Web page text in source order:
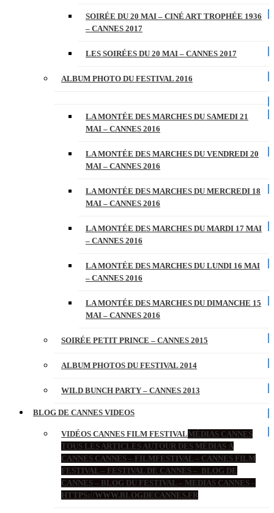
SOIRÉE DU 20 MAI – CINÉ ART TROPHÉE 1936
– CANNES 2017
LES SOIRÉES DU 20 MAI – CANNES 2017
ALBUM PHOTO DU FESTIVAL 2016
LA MONTÉE DES MARCHES DU SAMEDI 21
MAI – CANNES 2016
LA MONTÉE DES MARCHES DU VENDREDI 20
MAI – CANNES 2016
LA MONTÉE DES MARCHES DU MERCREDI 18
MAI – CANNES 2016
LA MONTÉE DES MARCHES DU MARDI 17 MAI
– CANNES 2016
LA MONTÉE DES MARCHES DU LUNDI 16 MAI
– CANNES 2016
LA MONTÉE DES MARCHES DU DIMANCHE 15
MAI – CANNES 2016
SOIRÉE PETIT PRINCE – CANNES 2015
ALBUM PHOTOS DU FESTIVAL 2014
WILD BUNCH PARTY – CANNES 2013
BLOG DE CANNES VIDEOS
VIDÉOS CANNES FILM FESTIVALMÉDIAS CANNES
TOUS LES ARTICLES AUTOUR DES MÉDIAS À
CANNES CANNES – FILMFESTIVAL – CANNES FILM
FESTIVAL – FESTIVAL DE CANNES – BLOG DE
CANNES – BLOG DU FESTIVAL – MEDIAS CANNES –
HTTPS://WWW.BLOGDECANNES.FR